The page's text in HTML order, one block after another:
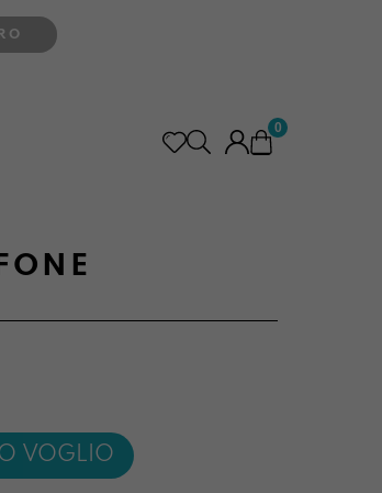
0
VOGLIO